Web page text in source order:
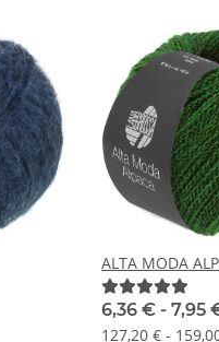
ALTA MODA
6,36 € - 7,95
127,20 € -